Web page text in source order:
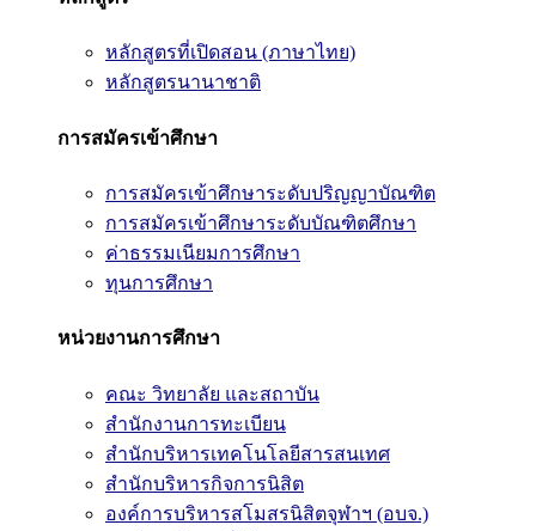
หลักสูตรที่เปิดสอน (ภาษาไทย)
หลักสูตรนานาชาติ
การสมัครเข้าศึกษา
การสมัครเข้าศึกษาระดับปริญญาบัณฑิต
การสมัครเข้าศึกษาระดับบัณฑิตศึกษา
ค่าธรรมเนียมการศึกษา
ทุนการศึกษา
หน่วยงานการศึกษา
คณะ วิทยาลัย และสถาบัน
สำนักงานการทะเบียน
สำนักบริหารเทคโนโลยีสารสนเทศ
สำนักบริหารกิจการนิสิต
องค์การบริหารสโมสรนิสิตจุฬาฯ (อบจ.)